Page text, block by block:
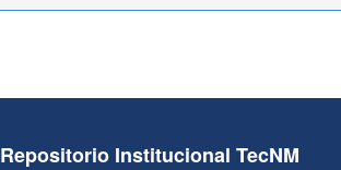
Repositorio Institucional TecNM